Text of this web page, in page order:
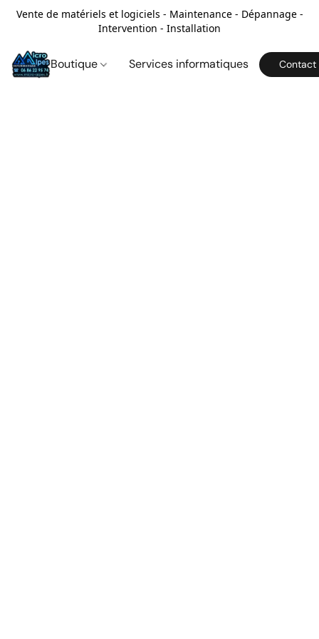
Vente de matériels et logiciels - Maintenance - Dépannage -
Intervention - Installation
Boutique Services informatiques Contact